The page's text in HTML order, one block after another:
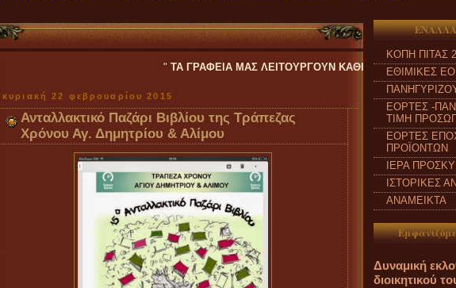
ΤΑ ΓΡΑΦΕΙΑ ΜΑΣ ΛΕΙΤΟΥΡΓΟΥΝ ΚΑΘΗΜΕΡΙΝΑ ΑΠΟ ΔΕΥΤΕΡΑ έως
κυριακή 22 φεβρουαρίου 2015
Ανταλλακτικό Παζάρι Βιβλίου της Τράπεζας
Χρόνου Αγ. Δημητρίου & Αλίμου
ΚΟΠΗ ΠΙΤΑΣ
ΕΘΙΜΙΚΕΣ
ΕΟΡΤΕΣ -
ΤΙΜΗ
ΕΟΡΤΕΣ
ΠΡΟΪΟΝΤΩΝ
ΙΕΡΑ
ΙΣΤΟΡΙΚΕΣ
ΑΝΑΜΕΙΚΤΑ
Δυναμική
διοικητικού